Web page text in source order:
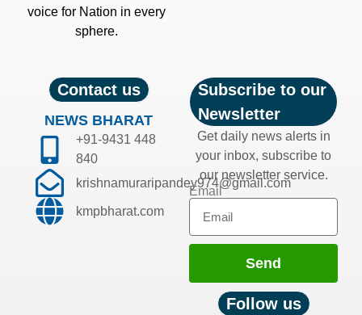
voice for Nation in every
sphere.
Contact us
NEWS BHARAT
+91-9431 448
840
krishnamuraripandey974@gmail.com
kmpbharat.com
Subscribe to our
Newsletter
Get daily news alerts in
your inbox, subscribe to
our newsletter service.
Email
Send
Follow us